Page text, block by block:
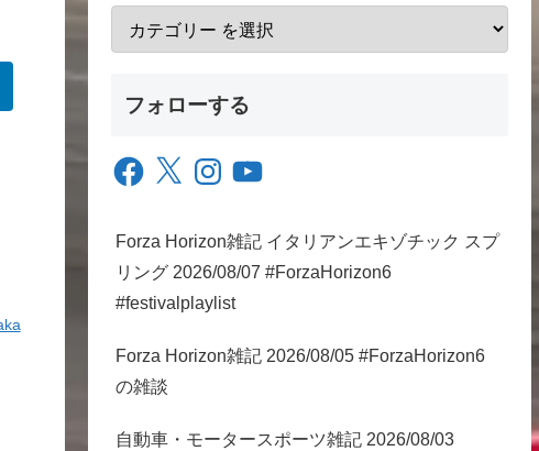
フォローする
Facebook
X InstagramYouTube
Forza Horizon雑記 イタリアンエキゾチック スプ
リング 2026/08/07 #ForzaHorizon6
#festivalplaylist
Forza Horizon雑記 2026/08/05 #ForzaHorizon6
の雑談
自動車・モータースポーツ雑記 2026/08/03